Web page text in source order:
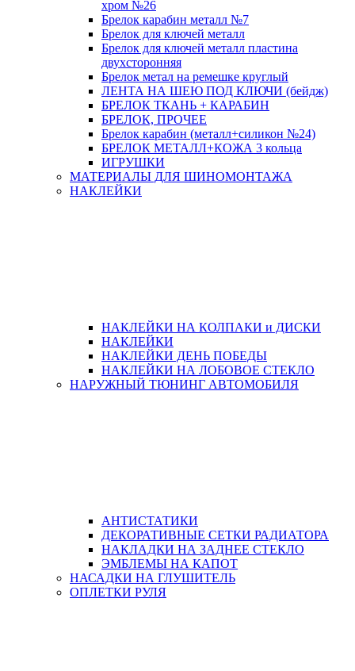
хром №26
Брелок карабин металл №7
Брелок для ключей металл
Брелок для ключей металл пластина
двухсторонняя
Брелок метал на ремешке круглый
ЛЕНТА НА ШЕЮ ПОД КЛЮЧИ (бейдж)
БРЕЛОК ТКАНЬ + КАРАБИН
БРЕЛОК, ПРОЧЕЕ
Брелок карабин (металл+силикон №24)
БРЕЛОК МЕТАЛЛ+КОЖА 3 кольца
ИГРУШКИ
МАТЕРИАЛЫ ДЛЯ ШИНОМОНТАЖА
НАКЛЕЙКИ
НАКЛЕЙКИ НА КОЛПАКИ и ДИСКИ
НАКЛЕЙКИ
НАКЛЕЙКИ ДЕНЬ ПОБЕДЫ
НАКЛЕЙКИ НА ЛОБОВОЕ СТЕКЛО
НАРУЖНЫЙ ТЮНИНГ АВТОМОБИЛЯ
АНТИСТАТИКИ
ДЕКОРАТИВНЫЕ СЕТКИ РАДИАТОРА
НАКЛАДКИ НА ЗАДНЕЕ СТЕКЛО
ЭМБЛЕМЫ НА КАПОТ
НАСАДКИ НА ГЛУШИТЕЛЬ
ОПЛЕТКИ РУЛЯ